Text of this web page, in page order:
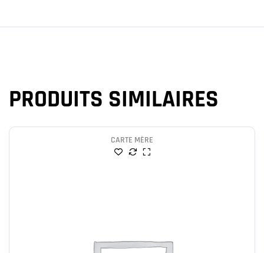
PRODUITS SIMILAIRES
CARTE MÈRE